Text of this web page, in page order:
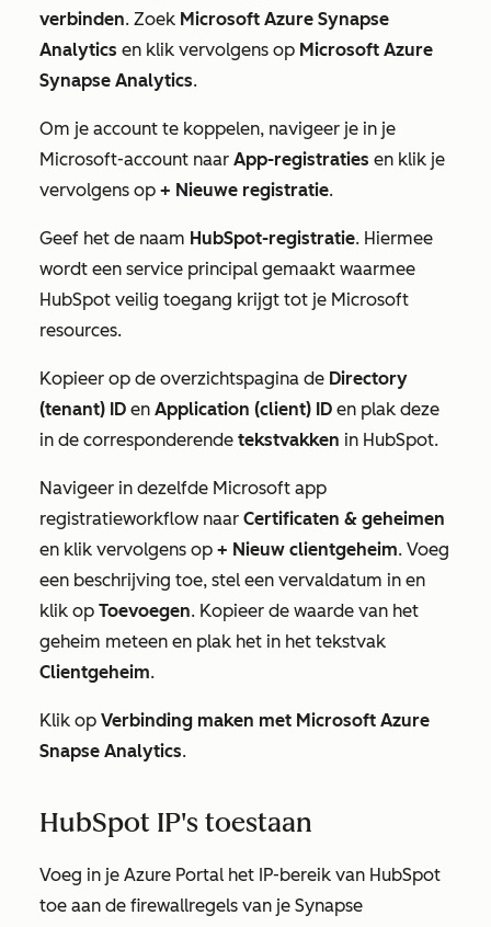
verbinden. Zoek Microsoft Azure Synapse
Analytics en klik vervolgens op Microsoft Azure
Synapse Analytics.
Om je account te koppelen, navigeer je in je
Microsoft-account naar App-registraties en klik je
vervolgens op + Nieuwe registratie.
Geef het de naam HubSpot-registratie. Hiermee
wordt een service principal gemaakt waarmee
HubSpot veilig toegang krijgt tot je Microsoft
resources.
Kopieer op de overzichtspagina de Directory
(tenant) ID en Application (client) ID en plak deze
in de corresponderende tekstvakken in HubSpot.
Navigeer in dezelfde Microsoft app
registratieworkflow naar Certificaten & geheimen
en klik vervolgens op + Nieuw clientgeheim. Voeg
een beschrijving toe, stel een vervaldatum in en
klik op Toevoegen. Kopieer de waarde van het
geheim meteen en plak het in het tekstvak
Clientgeheim.
Klik op Verbinding maken met Microsoft Azure
Snapse Analytics.
HubSpot IP's toestaan
Voeg in je Azure Portal het IP-bereik van HubSpot
toe aan de firewallregels van je Synapse